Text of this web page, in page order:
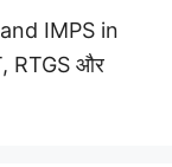
IMPS in
RTGS और